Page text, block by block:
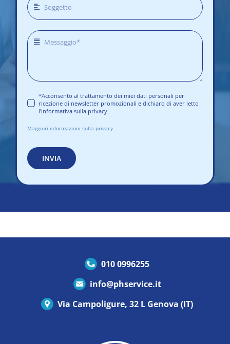
*Acconsento al trattamento dei miei dati personali per
ricezione di newsletter promozionali e dichiaro di aver letto
l'informativa sulla privacy
Maggiori informazioni sulla privacy
INVIA
010 0996255
info@phservice.it
Via Campoligure, 32 L Genova (IT)